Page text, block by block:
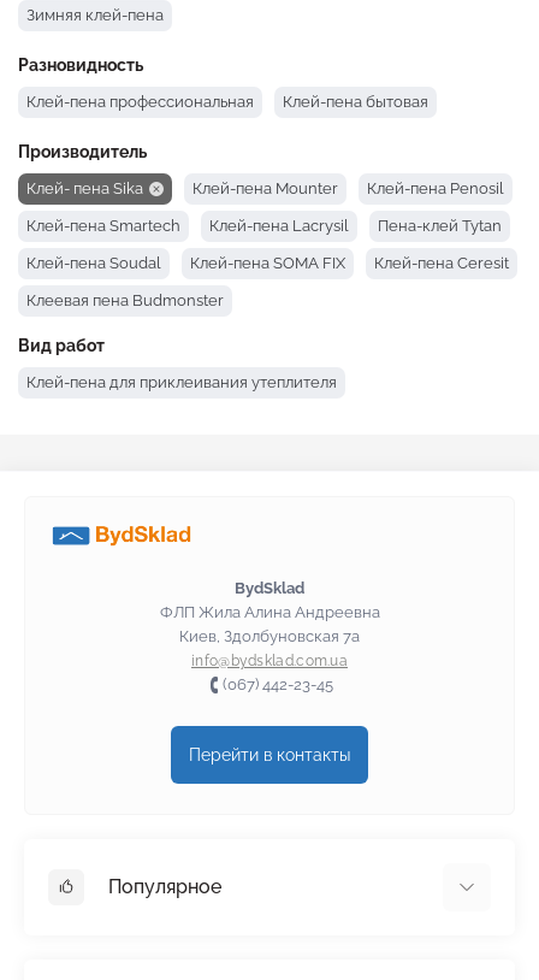
Зимняя клей-пена
Разновидность
Клей-пена профессиональная Клей-пена бытовая
Производитель
Клей- пена Sika Клей-пена Mounter Клей-пена Penosil
Клей-пена Smartech Клей-пена Lacrysil Пена-клей Tytan
Клей-пена Soudal Клей-пена SOMA FIX Клей-пена Ceresit
Клеевая пена Budmonster
Вид работ
Клей-пена для приклеивания утеплителя
BydSklad
ФЛП Жила Алина Андреевна
Киев, Здолбуновская 7а
info@bydsklad.com.ua
(067) 442-23-45
Перейти в контакты
Популярное